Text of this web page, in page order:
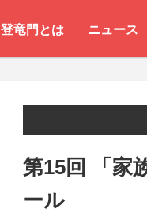
登竜門とは ニュース
第15回 「家
ール